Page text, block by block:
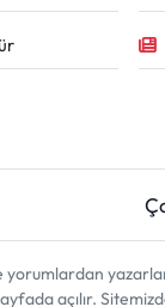
yorumlardan
açılır.